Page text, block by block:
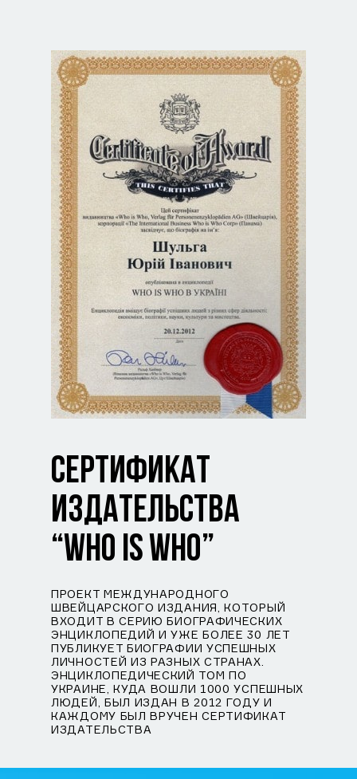
СЕРТИФИКАТ
ИЗДАТЕЛЬСТВА
“WHO IS WHO”
ПРОЕКТ МЕЖДУНАРОДНОГО
ШВЕЙЦАРСКОГО ИЗДАНИЯ, КОТОРЫЙ
ВХОДИТ В СЕРИЮ БИОГРАФИЧЕСКИХ
ЭНЦИКЛОПЕДИЙ И УЖЕ БОЛЕЕ 30 ЛЕТ
ПУБЛИКУЕТ БИОГРАФИИ УСПЕШНЫХ
ЛИЧНОСТЕЙ ИЗ РАЗНЫХ СТРАНАХ.
ЭНЦИКЛОПЕДИЧЕСКИЙ ТОМ ПО
УКРАИНЕ, КУДА ВОШЛИ 1000 УСПЕШНЫХ
ЛЮДЕЙ, БЫЛ ИЗДАН В 2012 ГОДУ И
КАЖДОМУ БЫЛ ВРУЧЕН СЕРТИФИКАТ
ИЗДАТЕЛЬСТВА